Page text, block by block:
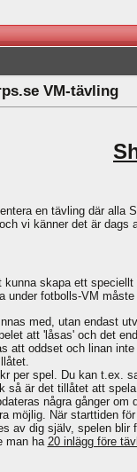
VM-tävling
en tävling där alla
vi känner det är
skapa ett
under fotbolls-VM
med, utan endast
att 'låsas' och det
att oddset och linan
per spel. Du kan t.ex.
så är det tillåtet att
några gånger
möjlig. När starttiden
av dig själv, spelen
man ha 20 inlägg före